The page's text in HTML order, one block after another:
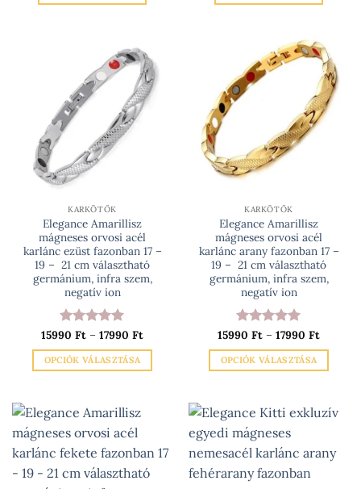
KARKÖTŐK
Elegance Amarillisz
mágneses orvosi acél
karlánc ezüst fazonban 17 –
19 – 21 cm választható
germánium, infra szem,
negatív ion
Értékelés:5
/ 5
15990 Ft – 17990 FtÁrtartomány:
-
OPCIÓK VÁLASZTÁSA
terméknek
több
variációja
van.
A
KARKÖTŐK
Elegance Amarillisz
mágneses orvosi acél
karlánc arany fazonban 17 –
19 – 21 cm választható
germánium, infra szem,
negatív ion
Értékelés:5
/ 5
15990 Ft – 17990 Ft
-
OPCIÓK VÁLASZTÁSA
terméknek
több
variációja
van.
A